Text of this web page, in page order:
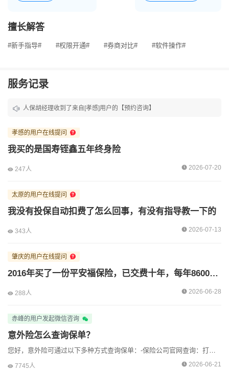
擅长解答
#新手指导# #权限开通# #券商对比# #软件操作#
服务记录
人保胡经理收到了来自[孝感]用户的【预约咨询】
人保胡经理收到了来自[太原]用户的【预约咨询】
人保胡经理收到了来自[西宁]用户的【预约咨询】
人保胡经理收到了来自[唐山]用户的【电话咨询】
人保胡经理收到了来自[南京]用户的【电话咨询】
人保胡经理收到了来自[阳江]用户的【预约咨询】
人保胡经理收到了来自[孝感]用户的【预约咨询】
孝感的用户在线提问
我买的是国寿铚鑫五年终身险
247人 2026-07-20
太原的用户在线提问
我没有投保自动扣费了怎么回事，有没有指导教一下的
343人 2026-07-13
肇庆的用户在线提问
2016年买了一份平安福保险，已交费十年，每年8600，不知道是继续交保费还是不交好
288人 2026-06-28
赤峰的用户发起微信咨询
意外险怎么查询保单？
您好，意外险可通过以下多种方式查询保单：-保险公司官网查询：打开保险公司官方网站，找到“个人保单查询”等类似页面，输入姓名、身份证号码、保险单号等信息，即可查询保单详情。-客服热线查询...
7745人 2026-06-21